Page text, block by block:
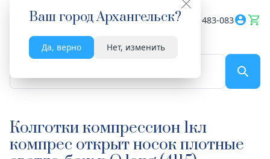
Ваш городАрхангельск?
Да, верно Нет, изменить
Весь сайт 8182 483-083
Колготки компрессион 1кл
компрес открыт носок плотные